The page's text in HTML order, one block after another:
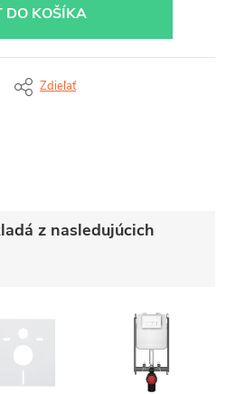
DO KOŠÍKA
Zdieľať
z nasledujúcich